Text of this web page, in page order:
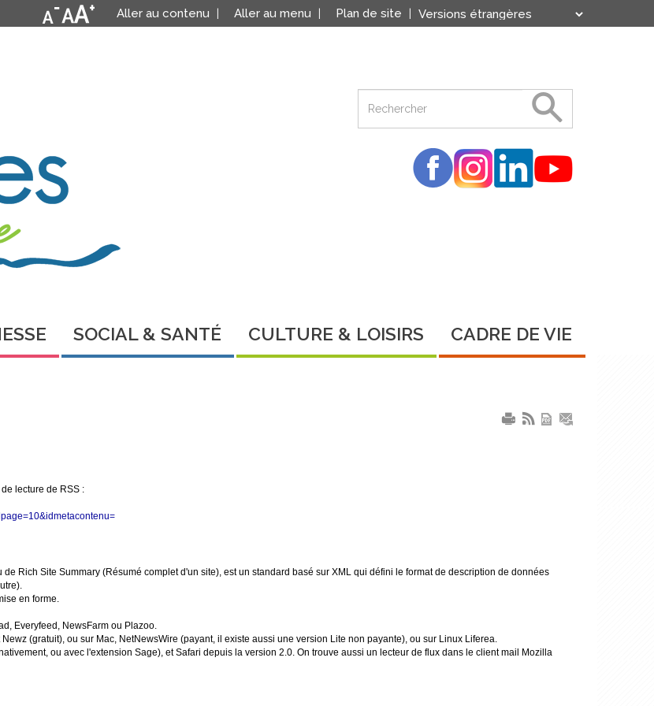
Aller au contenu Aller au menu Plan de site
SOCIAL & SANTÉ CULTURE & LOISIRS CADRE DE VIE
lecture de RSS :
Rich Site Summary (Résumé complet d'un site), est un standard basé sur XML qui défini le format de description de données
en forme.
Everyfeed, NewsFarm ou Plazoo.
(gratuit), ou sur Mac, NetNewsWire (payant, il existe aussi une version Lite non payante), ou sur Linux Liferea.
ou avec l'extension Sage), et Safari depuis la version 2.0. On trouve aussi un lecteur de flux dans le client mail Mozilla